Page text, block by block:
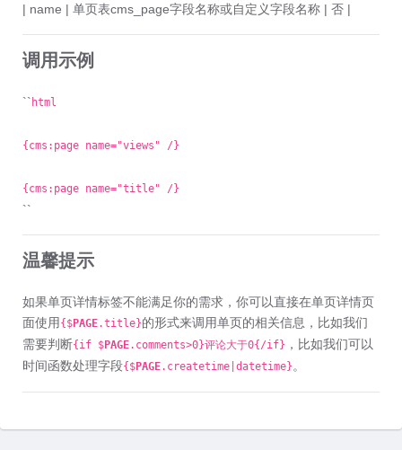
| name | 单页表cms_page字段名称或自定义字段名称 | 否 |
调用示例
`` html
{cms:page name="views" /}
{cms:page name="title" /}
``
温馨提示
如果单页详情标签不能满足你的需求，你可以直接在单页详情页
面使用 {$PAGE.title}的形式来调用单页的相关信息，比如我们
需要判断{if $PAGE.comments>0}评论大于0{/if} ，比如我们可以
时间函数处理字段{$PAGE.createtime|datetime}。